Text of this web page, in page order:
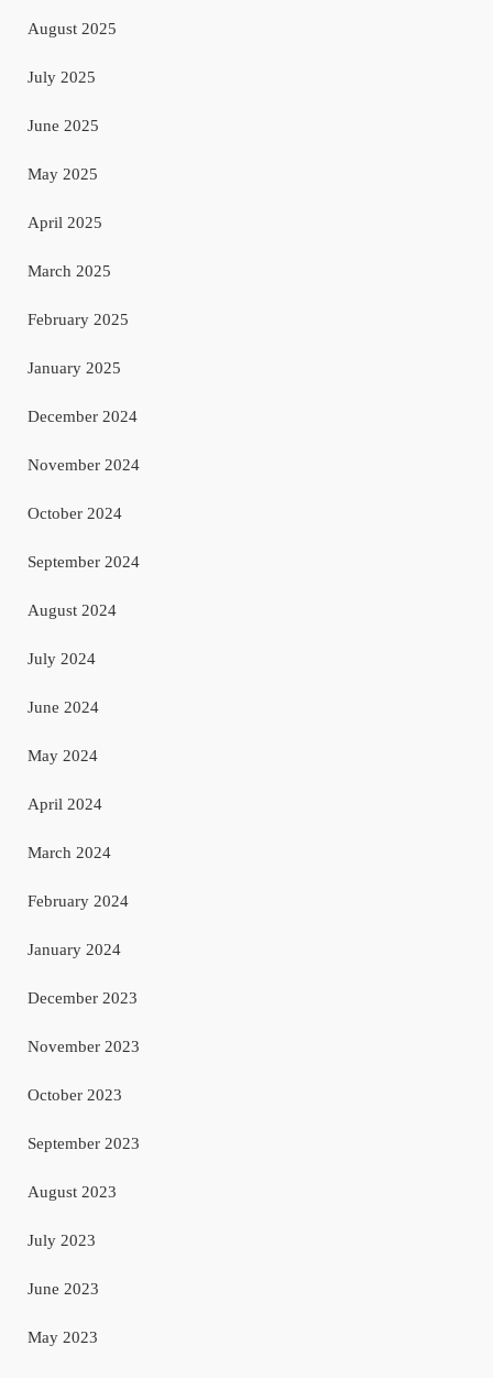
August 2025
July 2025
June 2025
May 2025
April 2025
March 2025
February 2025
January 2025
December 2024
November 2024
October 2024
September 2024
August 2024
July 2024
June 2024
May 2024
April 2024
March 2024
February 2024
January 2024
December 2023
November 2023
October 2023
September 2023
August 2023
July 2023
June 2023
May 2023